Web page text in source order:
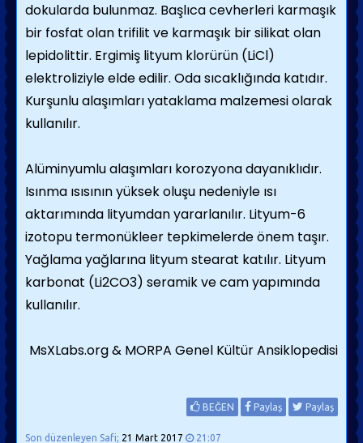
dokularda bulunmaz. Başlıca cevherleri karmaşık
bir fosfat olan trifilit ve karmaşık bir silikat olan
lepidolittir. Ergimiş lityum klorürün (LiCl)
elektroliziyle elde edilir. Oda sıcaklığında katıdır.
Kurşunlu alaşımları yataklama malzemesi olarak
kullanılır.
Alüminyumlu alaşımları korozyona dayanıklıdır.
Isınma ısısının yüksek oluşu nedeniyle ısı
aktarımında lityumdan yararlanılır. Lityum-6
izotopu termonükleer tepkimelerde önem taşır.
Yağlama yağlarına lityum stearat katılır. Lityum
karbonat (Li2CO3) seramik ve cam yapımında
kullanılır.
MsXLabs.org & MORPA Genel Kültür Ansiklopedisi
BEĞEN Paylaş Paylaş
Son düzenleyen Safi; 21 Mart 2017 21:07